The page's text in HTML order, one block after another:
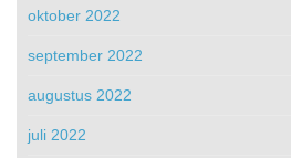
oktober 2022
september 2022
augustus 2022
juli 2022